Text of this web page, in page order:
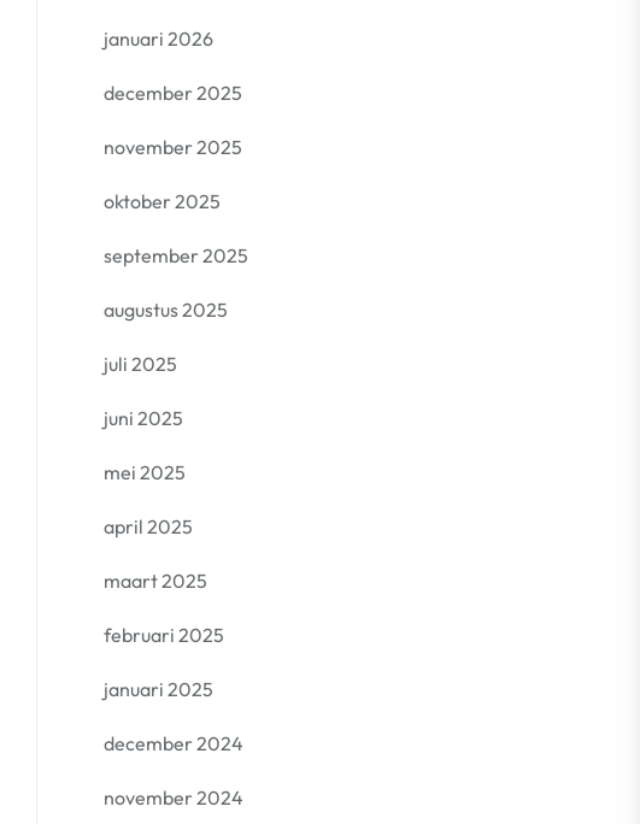
januari 2026
december 2025
november 2025
oktober 2025
september 2025
augustus 2025
juli 2025
juni 2025
mei 2025
april 2025
maart 2025
februari 2025
januari 2025
december 2024
november 2024